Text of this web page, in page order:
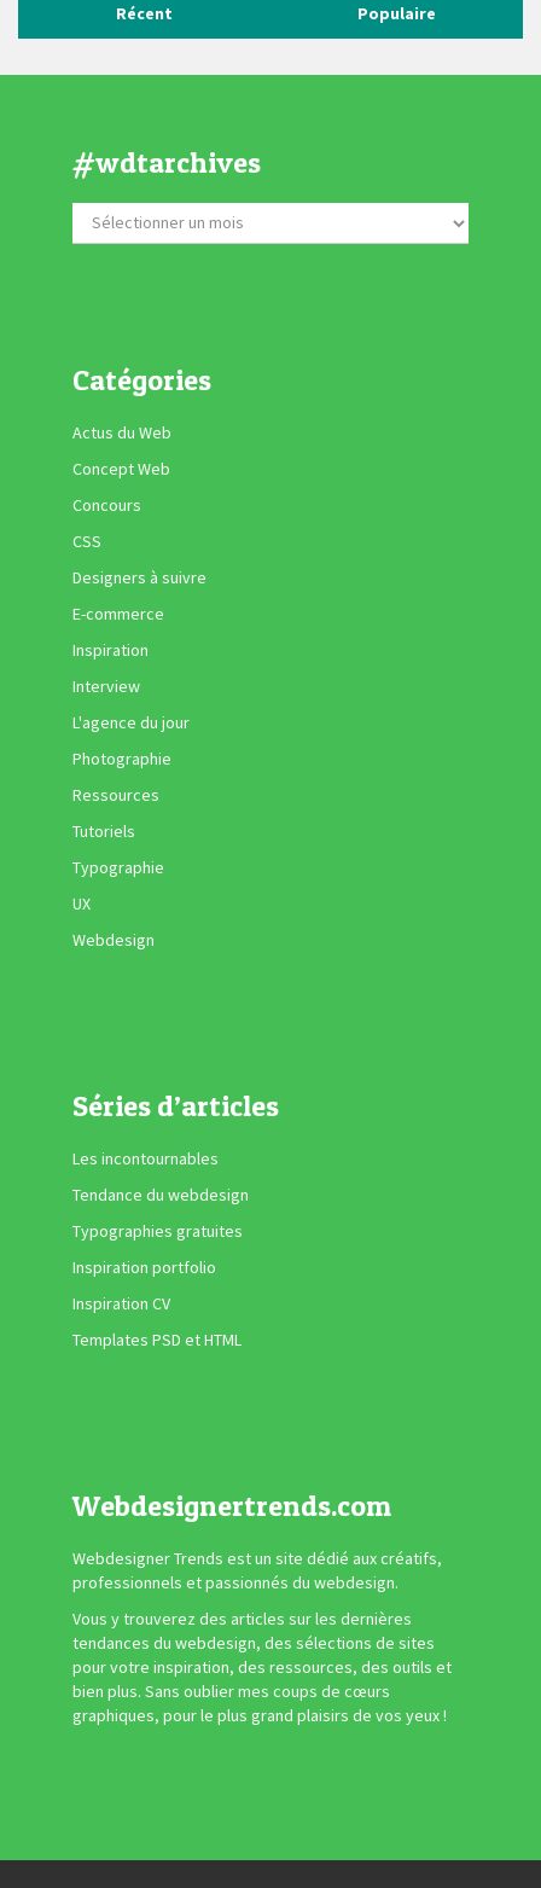
Récent Populaire
#wdtarchives
Catégories
Actus du Web
Concept Web
Concours
CSS
Designers à suivre
E-commerce
Inspiration
Interview
L'agence du jour
Photographie
Ressources
Tutoriels
Typographie
UX
Webdesign
Séries d’articles
Les incontournables
Tendance du webdesign
Typographies gratuites
Inspiration portfolio
Inspiration CV
Templates PSD et HTML
Webdesignertrends.com
Webdesigner Trends est un site dédié aux créatifs,
professionnels et passionnés du webdesign.
Vous y trouverez des articles sur les dernières
tendances du webdesign, des sélections de sites
pour votre inspiration, des ressources, des outils et
bien plus. Sans oublier mes coups de cœurs
graphiques, pour le plus grand plaisirs de vos yeux !